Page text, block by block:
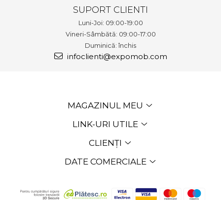
SUPORT CLIENTI
Luni-Joi: 09:00-19:00
Vineri-Sâmbătă: 09:00-17:00
Duminică: închis
infoclienti@expomob.com
MAGAZINUL MEU
LINK-URI UTILE
CLIENȚI
DATE COMERCIALE